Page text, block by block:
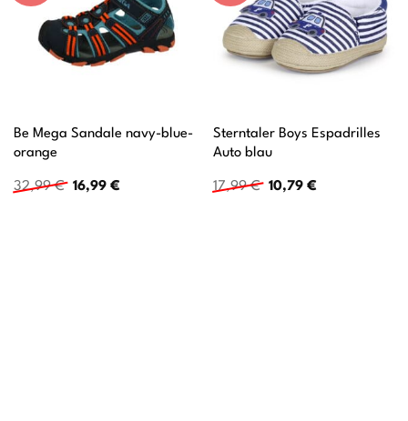
Be Mega Sandale navy-blue-
orange
32,99€ Ursprünglicher
16,99 €Aktueller
Sterntaler Boys Espadrilles
Auto blau
17,99€ Ursprünglicher
10,79 €Aktueller